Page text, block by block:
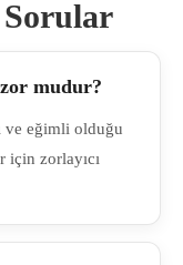
Sorular
mudur?
ve eğimli olduğu
zorlayıcı